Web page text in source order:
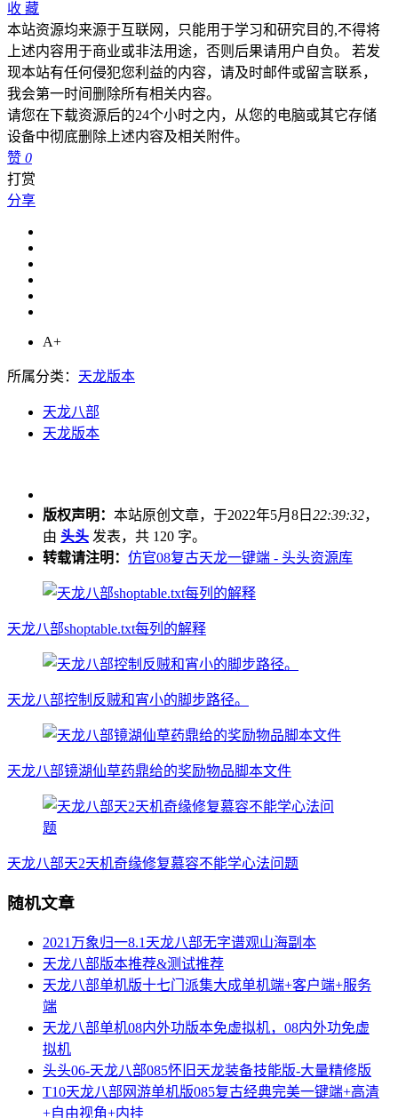
收 藏
本站资源均来源于互联网，只能用于学习和研究目的,不得将
上述内容用于商业或非法用途，否则后果请用户自负。 若发
现本站有任何侵犯您利益的内容，请及时邮件或留言联系，
我会第一时间删除所有相关内容。
请您在下载资源后的24个小时之内，从您的电脑或其它存储
设备中彻底删除上述内容及相关附件。
赞 0
打赏
分享
A+
所属分类： 天龙版本
天龙八部
天龙版本
版权声明： 本站原创文章，于2022年5月8日 22:39:32，
由 头头 发表，共 120 字。
转载请注明： 仿官08复古天龙一键端 - 头头资源库
天龙八部shoptable.txt每列的解释
天龙八部控制反贼和宵小的脚步路径。
天龙八部镜湖仙草药鼎给的奖励物品脚本文件
天龙八部天2天机奇缘修复慕容不能学心法问题
随机文章
2021万象归一8.1天龙八部无字谱观山海副本
天龙八部版本推荐&测试推荐
天龙八部单机版十七门派集大成单机端+客户端+服务
端
天龙八部单机08内外功版本免虚拟机，08内外功免虚
拟机
头头06-天龙八部085怀旧天龙装备技能版-大量精修版
T10天龙八部网游单机版085复古经典完美一键端+高清
+自由视角+内挂